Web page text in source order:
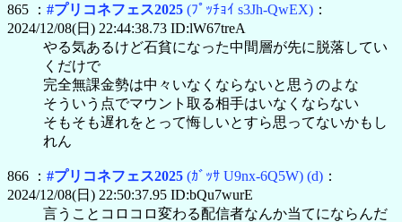
865 ： #プリコネフェス2025 (ﾌﾟｯﾁｮｲ s3Jh-QwEX) ：
2024/12/08(日) 22:44:38.73 ID:lW67treA
やる気あるけど石貧になった中間層が先に脱落してい
くだけで
完全無課金勢は中々いなくならないと思うのよな
そういう点でマウント取る相手はいなくならない
そもそも遅れをとって悔しいとすら思ってないかもし
れん
866 ： #プリコネフェス2025 (ｶﾞｯｻ U9nx-6Q5W) (d) ：
2024/12/08(日) 22:50:37.95 ID:bQu7wurE
言うことコロコロ変わる配信者なんか当てにならんだ